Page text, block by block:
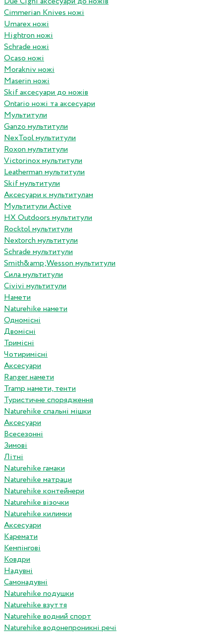
Cimmerian Knives ножі
Umarex ножі
Hightron ножі
Schrade ножі
Ocaso ножі
Morakniv ножі
Maserin ножі
Skif аксесуари до ножів
Ontario ножі та аксесуари
Мультитули
Ganzo мультитули
NexTool мультитули
Roxon мультитули
Victorinox мультитули
Leatherman мультитули
Skif мультитули
Аксесуари к мультитулам
Мультитули Active
HX Outdoors мультитули
Rocktol мультитули
Nextorch мультитули
Schrade мультитули
Smith&amp;Wesson мультитули
Сила мультитули
Civivi мультитули
Намети
Naturehike намети
Одномісні
Двомісні
Тримісні
Чотиримісні
Аксесуари
Ranger намети
Tramp намети, тенти
Туристичне спорядження
Naturehike спальні мішки
Аксесуари
Всесезонні
Зимові
Літні
Naturehike гамаки
Naturehike матраци
Naturehike контейнери
Naturehike візочки
Naturehike килимки
Аксесуари
Каремати
Кемпінгові
Ковдри
Надувні
Самонадувні
Naturehike подушки
Naturehike взуття
Naturehike водний спорт
Naturehike водонепроникні речі